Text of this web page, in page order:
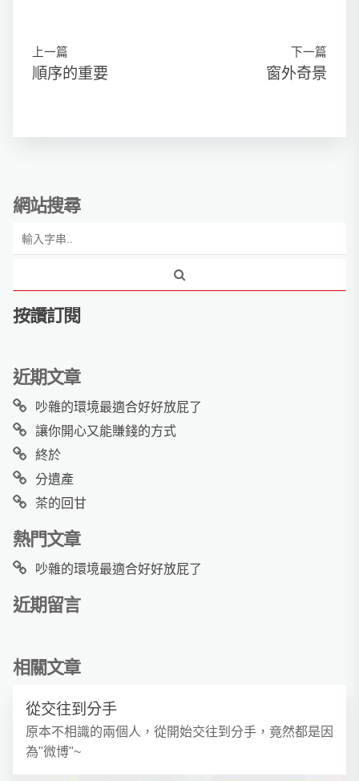
上一篇
順序的重要
下一篇
窗外奇景
網站搜尋
按讚訂閱
近期文章
吵雜的環境最適合好好放屁了
讓你開心又能賺錢的方式
終於
分遺產
茶的回甘
熱門文章
吵雜的環境最適合好好放屁了
近期留言
相關文章
從交往到分手
原本不相識的兩個人，從開始交往到分手，竟然都是因
為"微博"~